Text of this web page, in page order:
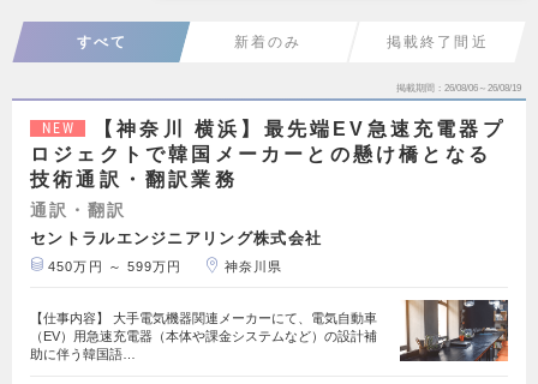
すべて 新着のみ 掲載終了間近
掲載期間 26/08/06～26/08/19
NEW
【神奈川 横浜】最先端EV急速充電器プ
ロジェクトで韓国メーカーとの懸け橋となる
技術通訳・翻訳業務
通訳・翻訳
セントラルエンジニアリング株式会社
450万円 ～ 599万円 神奈川県
【仕事内容】 大手電気機器関連メーカーにて、電気自動車
（EV）用急速充電器（本体や課金システムなど）の設計補
助に伴う韓国語…